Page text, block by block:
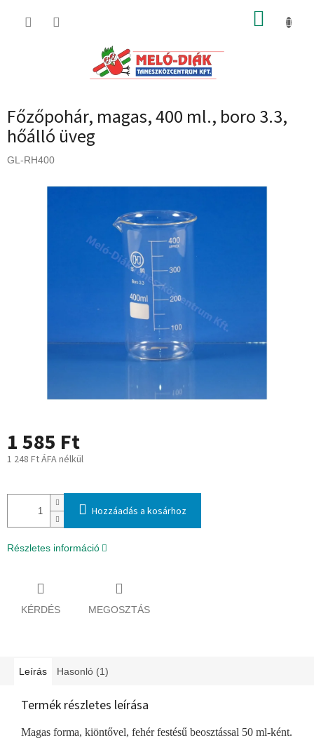
KOSÁR
Főzőpohár, magas, 400 ml., boro 3.3,
hőálló üveg
GL-RH400
1 585 Ft
1 248 Ft ÁFA nélkül
Hozzáadás a kosárhoz
Részletes információ
KÉRDÉS MEGOSZTÁS
Leírás Hasonló (1)
Termék részletes leírása
Magas forma, kiöntővel, fehér festésű beosztással 50 ml-ként.